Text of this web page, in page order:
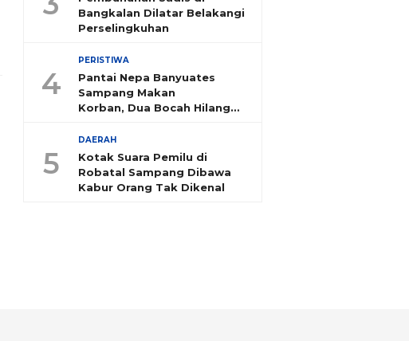
Bangkalan Dilatar Belakangi
Perselingkuhan
4
PERISTIWA
Pantai Nepa Banyuates
Sampang Makan
Korban, Dua Bocah Hilang
5
DAERAH
Kotak Suara Pemilu di
Robatal Sampang Dibawa
Kabur Orang Tak Dikenal